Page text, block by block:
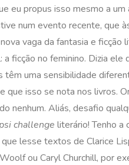
eu propus isso mesmo a um
num evento recente, que
vaga da fantasia e ficção
a ficção no feminino. Dizia ele
têm uma sensibilidade
que isso se nota nos livros.
nenhum. Aliás, desafio
challenge literário! Tenho a
que lesse textos de Clarice
ou Caryl Churchill, por